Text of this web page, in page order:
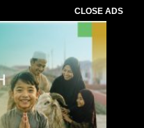
CLOSE ADS